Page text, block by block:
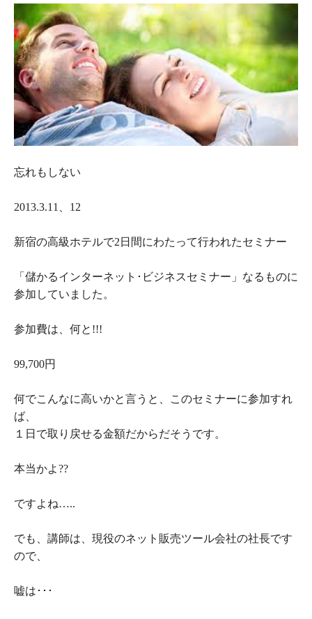
忘れもしない
2013.3.11、12
新宿の高級ホテルで2日間にわたって行われたセミナー
「儲かるインターネット･ビジネスセミナー」なるものに
参加していました。
参加費は、何と!!!
99,700円
何でこんなに高いかと言うと、このセミナーに参加すれ
ば、
１日で取り戻せる金額だからだそうです。
本当かよ??
ですよね…..
でも、講師は、現役のネット販売ツール会社の社長です
ので、
嘘は･･･